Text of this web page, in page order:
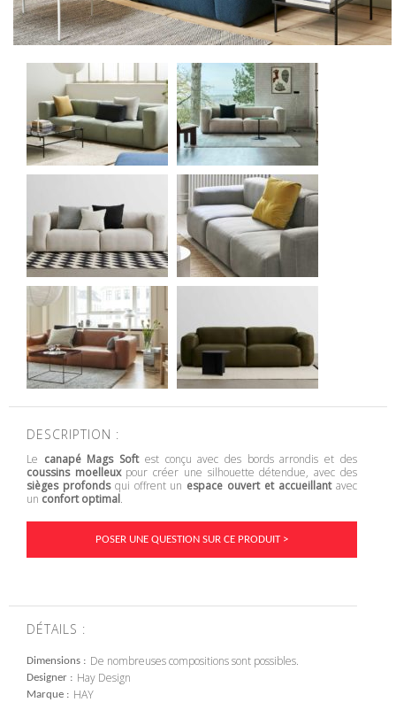
DESCRIPTION :
Le canapé Mags Softest conçu avec des bords arrondis et des
coussins moelleuxpour créer une silhouette détendue, avec des
sièges profondsqui offrent un espace ouvert et accueillantavec
un confort optimal.
POSER UNE QUESTION SUR CE PRODUIT >
DÉTAILS :
Dimensions De nombreuses compositions sont possibles.
Designer Hay Design
Marque HAY